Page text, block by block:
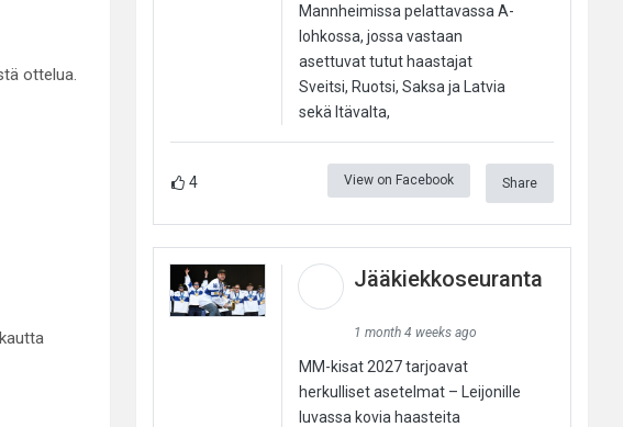
ottelua.
Mannheimissa pelattavassa A-
lohkossa, jossa vastaan
asettuvat tutut haastajat
Sveitsi, Ruotsi, Saksa ja Latvia
sekä Itävalta,
4 View on Facebook Share
Jääkiekkoseuranta
1 month 4 weeks ago
MM-kisat 2027 tarjoavat
herkulliset asetelmat – Leijonille
luvassa kovia haasteita